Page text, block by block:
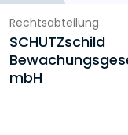
Rechtsabteilung
SCHUTZschild
mbH